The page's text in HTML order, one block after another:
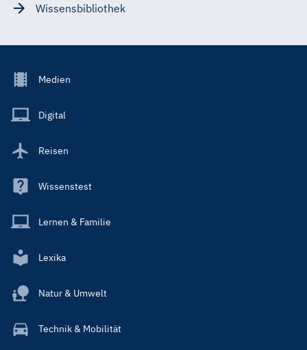
Wissensbibliothek
Footer
Main
Medien
Digital
Reisen
Wissenstest
Lernen & Familie
Lexika
Natur & Umwelt
Technik & Mobilität